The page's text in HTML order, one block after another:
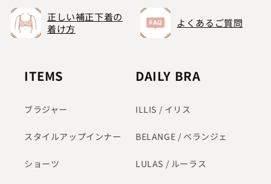
正しい補正下着の
着け方
よくあるご質問
ITEMS
ブラジャー
スタイルアップインナー
ショーツ
DAILY BRA
ILLIS / イリス
BELANGE / ベランジェ
LULAS / ルーラス